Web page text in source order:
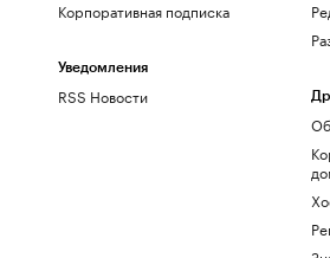
Корпоративная подписка
Уведомления
RSS Новости